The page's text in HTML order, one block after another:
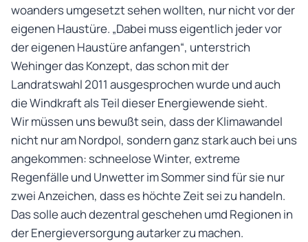
woanders umgesetzt sehen wollten, nur nicht vor der
eigenen Haustüre. „Dabei muss eigentlich jeder vor
der eigenen Haustüre anfangen“, unterstrich
Wehinger das Konzept, das schon mit der
Landratswahl 2011 ausgesprochen wurde und auch
die Windkraft als Teil dieser Energiewende sieht.
Wir müssen uns bewußt sein, dass der Klimawandel
nicht nur am Nordpol, sondern ganz stark auch bei uns
angekommen: schneelose Winter, extreme
Regenfälle und Unwetter im Sommer sind für sie nur
zwei Anzeichen, dass es höchte Zeit sei zu handeln.
Das solle auch dezentral geschehen umd Regionen in
der Energieversorgung autarker zu machen.